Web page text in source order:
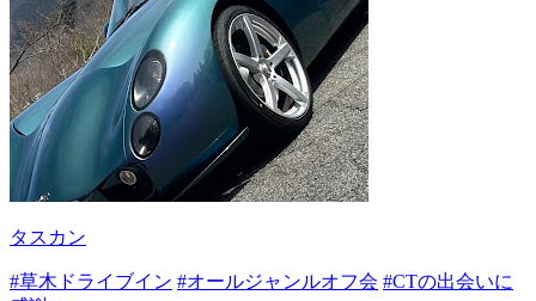
タスカン
#草木ドライブイン #オールジャンルオフ会 #CTの出会いに